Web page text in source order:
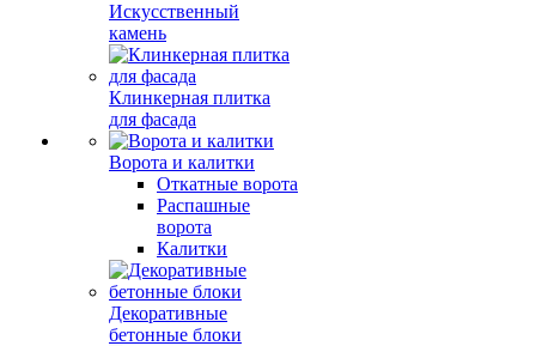
Искусственный
камень
Клинкерная плитка
для фасада
Ворота и калитки
Откатные ворота
Распашные
ворота
Калитки
Декоративные
бетонные блоки